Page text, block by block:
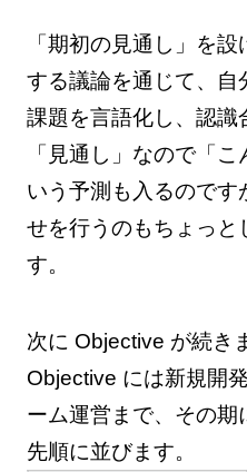
「期初の見通し」を
する議論を通じて、自
課題を言語化し、認識
「見通し」なので「
いう予測も入るのです
せを行うのもちょっと
す。
次に Objective が続き
Objective には新規開
ーム運営まで、その期
先順に並びます。